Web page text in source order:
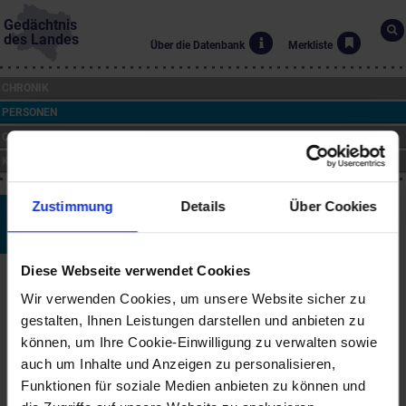
Zustimmung Details Über Cookies
Diese Webseite verwendet Cookies
Wir verwenden Cookies, um unsere Website sicher zu
gestalten, Ihnen Leistungen darstellen und anbieten zu
können, um Ihre Cookie-Einwilligung zu verwalten sowie
auch um Inhalte und Anzeigen zu personalisieren,
Funktionen für soziale Medien anbieten zu können und
Gedächtnis
des Landes
Über die Datenbank Merkliste
PERSONEN
ORTE
Dr. Alois Schwarz
Biographie
Alois Schwarz kam am 14. Juni 1952 als Sohn eines Landwirtes in
Hollenthon zur Welt. Er wuchs mit seinen drei Brüdern und einer
Schwester auf dem väterlichen Bauernhof auf. Nach der
Volksschule besuchte er das Humanistische Gymnasium und
Internat der Erzdiözese Wien in Sachsenbrunn. Nach seinem
Theologiestudium wurde er 1976 durch Erzbischof Kardinal Franz